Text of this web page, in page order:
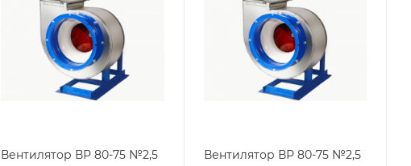
Вентилятор ВР 80-75 №2,5
Вентилятор ВР 80-75 №2,5